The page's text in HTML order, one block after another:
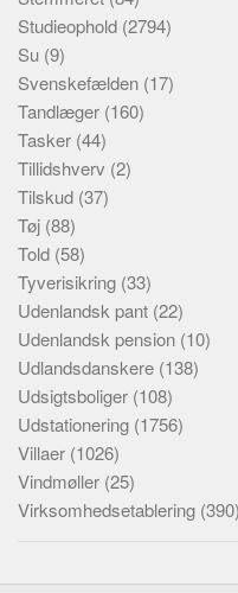
Studieophold (2794)
Su (9)
Svenskefælden (17)
Tandlæger (160)
Tasker (44)
Tillidshverv (2)
Tilskud (37)
Tøj (88)
Told (58)
Tyverisikring (33)
Udenlandsk pant (22)
Udenlandsk pension (10)
Udlandsdanskere (138)
Udsigtsboliger (108)
Udstationering (1756)
Villaer (1026)
Vindmøller (25)
Virksomhedsetablering (390)